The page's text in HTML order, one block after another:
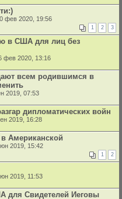
фев 2020, 19:56
1 2 3
в США для лиц без
фев 2020, 13:16
всем родившимся в
2019, 07:53
дипломатических войн
2019, 16:28
в Американской
2019, 15:42
1 2
2019, 11:53
для Свидетелей Иеговы